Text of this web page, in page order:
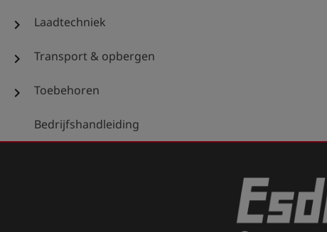
chevron_right Laadtechniek
chevron_right Transport & opbergen
chevron_right Toebehoren
Bedrijfshandleiding